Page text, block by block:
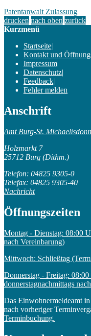
Patentanwalt Zulassung
drucken nach oben zurück
Kurzmenü
Startseite|
Kontakt und
Impressum|
Datenschutz|
Feedback|
Fehler melden
Anschrift
Amt Burg-St. Michaelisdonn
Holzmarkt 7
25712 Burg (Dithm.)
Telefon: 04825 9305-0
Telefax: 04825 9305-40
Nachricht
Öffnungszeiten
Montag - Dienstag: 08:00
nach Vereinbarung)
Mittwoch: Schließtag
Donnerstag - Freitag:
donnerstagnachmittags
Das Einwohnermeldeamt
nach vorheriger
Terminbuchung.